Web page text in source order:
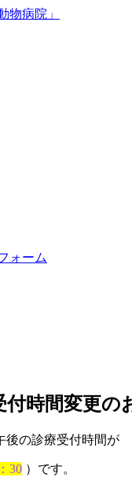
ォーム
時間変更の
後の診療受付時間が
30 ）です。